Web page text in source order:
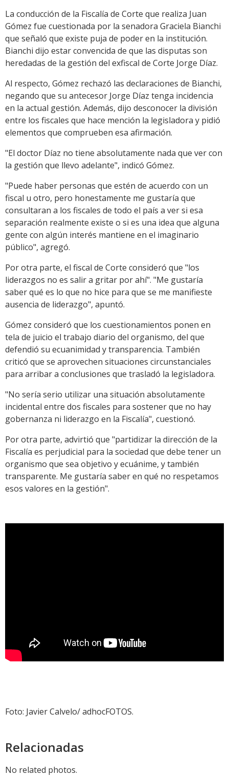
La conducción de la Fiscalía de Corte que realiza Juan
Gómez fue cuestionada por la senadora Graciela Bianchi
que señaló que existe puja de poder en la institución.
Bianchi dijo estar convencida de que las disputas son
heredadas de la gestión del exfiscal de Corte Jorge Díaz.
Al respecto, Gómez rechazó las declaraciones de Bianchi,
negando que su antecesor Jorge Díaz tenga incidencia
en la actual gestión. Además, dijo desconocer la división
entre los fiscales que hace mención la legisladora y pidió
elementos que comprueben esa afirmación.
"El doctor Díaz no tiene absolutamente nada que ver con
la gestión que llevo adelante", indicó Gómez.
"Puede haber personas que estén de acuerdo con un
fiscal u otro, pero honestamente me gustaría que
consultaran a los fiscales de todo el país a ver si esa
separación realmente existe o si es una idea que alguna
gente con algún interés mantiene en el imaginario
público", agregó.
Por otra parte, el fiscal de Corte consideró que "los
liderazgos no es salir a gritar por ahí". "Me gustaría
saber qué es lo que no hice para que se me manifieste
ausencia de liderazgo", apuntó.
Gómez consideró que los cuestionamientos ponen en
tela de juicio el trabajo diario del organismo, del que
defendió su ecuanimidad y transparencia. También
criticó que se aprovechen situaciones circunstanciales
para arribar a conclusiones que trasladó la legisladora.
"No sería serio utilizar una situación absolutamente
incidental entre dos fiscales para sostener que no hay
gobernanza ni liderazgo en la Fiscalía", cuestionó.
Por otra parte, advirtió que "partidizar la dirección de la
Fiscalía es perjudicial para la sociedad que debe tener un
organismo que sea objetivo y ecuánime, y también
transparente. Me gustaría saber en qué no respetamos
esos valores en la gestión".
Foto: Javier Calvelo/ adhocFOTOS.
Relacionadas
No related photos.